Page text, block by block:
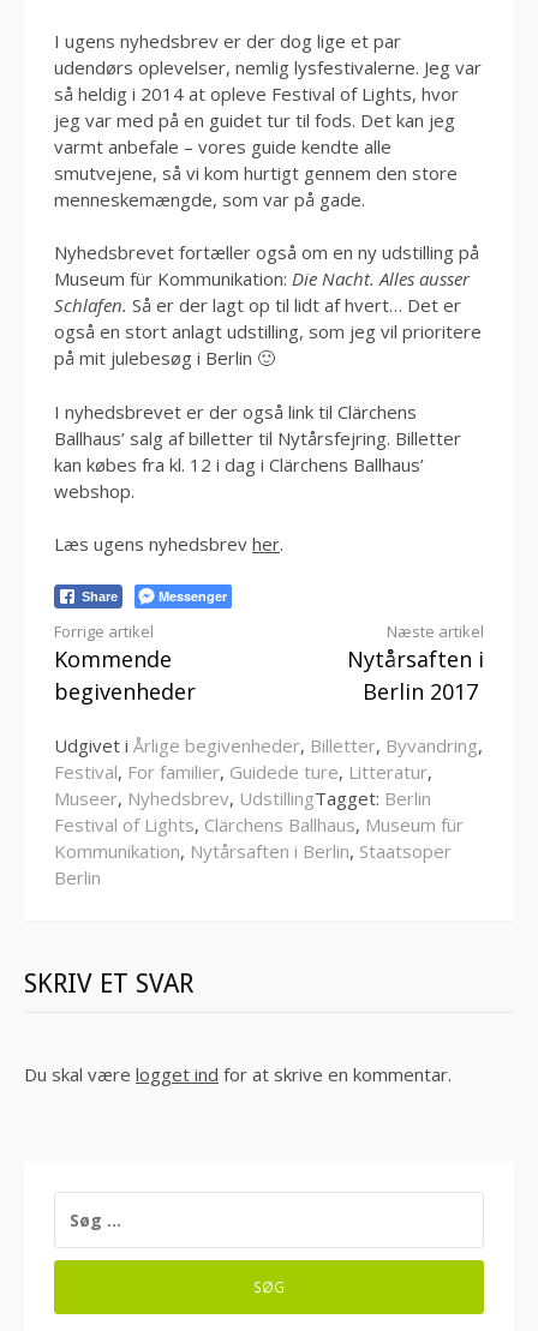
I ugens nyhedsbrev er der dog lige et par
udendørs oplevelser, nemlig lysfestivalerne. Jeg var
så heldig i 2014 at opleve Festival of Lights, hvor
jeg var med på en guidet tur til fods. Det kan jeg
varmt anbefale – vores guide kendte alle
smutvejene, så vi kom hurtigt gennem den store
menneskemængde, som var på gade.
Nyhedsbrevet fortæller også om en ny udstilling på
Museum für Kommunikation: Die Nacht. Alles ausser
Schlafen. Så er der lagt op til lidt af hvert… Det er
også en stort anlagt udstilling, som jeg vil prioritere
på mit julebesøg i Berlin 🙂
I nyhedsbrevet er der også link til Clärchens
Ballhaus’ salg af billetter til Nytårsfejring. Billetter
kan købes fra kl. 12 i dag i Clärchens Ballhaus’
webshop.
Læs ugens nyhedsbrev her.
Share Messenger
Læs
videre
Forrige artikel
Kommende
begivenheder
Næste artikel
Nytårsaften i
Berlin 2017
Udgivet i Årlige begivenheder, Billetter, Byvandring,
Festival, For familier, Guidede ture, Litteratur,
Museer, Nyhedsbrev, UdstillingTagget: Berlin
Festival of Lights, Clärchens Ballhaus, Museum für
Kommunikation, Nytårsaften i Berlin, Staatsoper
Berlin
SKRIV ET SVAR
Du skal være logget ind for at skrive en kommentar.
EFTER: